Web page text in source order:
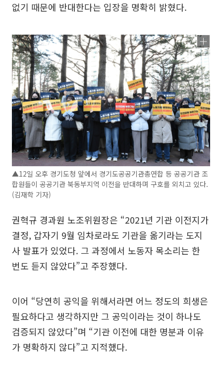
없기 때문에 반대한다는 입장을 명확히 밝혔다.
▲12일 오후 경기도청 앞에서 경기도공공기관총연합 등 공공기관 조
합원들이 공공기관 북동부지역 이전을 반대하며 구호를 외치고 있다.
(김재학 기자)
권혁규 경과원 노조위원장은 “2021년 기관 이전지가
결정, 갑자기 9월 임차로라도 기관을 옮기라는 도지
사 발표가 있었다. 그 과정에서 노동자 목소리는 한
번도 듣지 않았다”고 주장했다.
이어 “당연히 공익을 위해서라면 어느 정도의 희생은
필요하다고 생각하지만 그 공익이라는 것이 하나도
검증되지 않았다”며 “기관 이전에 대한 명분과 이유
가 명확하지 않다”고 지적했다.